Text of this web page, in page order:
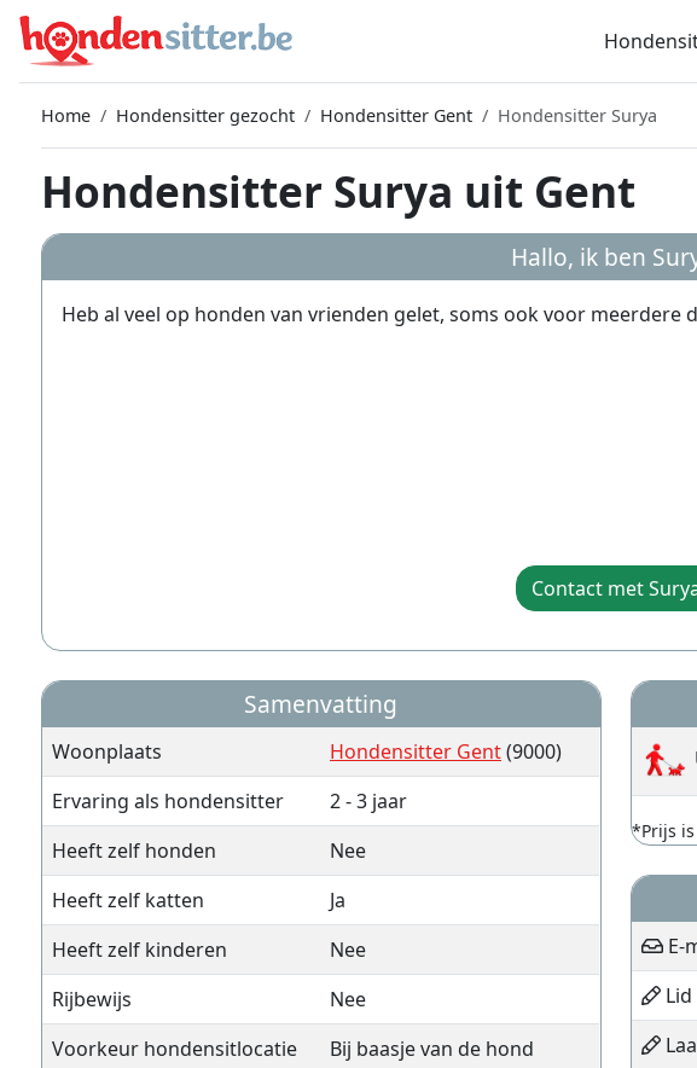
Home Hondensitter gezocht Hondensitter Gent Hondensitter Surya
Hondensitter Surya uit Gent
Hallo, ik ben
Heb al veel op honden van vrienden gelet, soms ook voor meerdere
Contact met
Samenvatting
Woonplaats Hondensitter Gent(9000)
Ervaring als hondensitter
2 - 3 jaar
Heeft zelf honden
Nee
Heeft zelf katten
Ja
Heeft zelf kinderen
Nee
Rijbewijs
Nee
Voorkeur hondensitlocatie
Bij baasje van de hond
*Prijs
E-
Lid